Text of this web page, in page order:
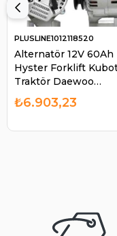
Alternatör 12V 60Ah
Hyster Forklift
Traktör Daewoo
Ferguson Agco |
PLUSLINE1012118520
₺6.903,23